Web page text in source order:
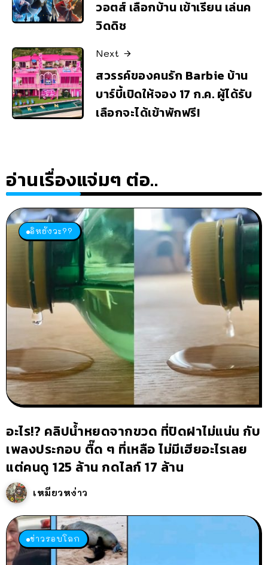
วอตส์ เลือกบ้าน เข้าเรียน เล่นค
วิดดิช
Next
สวรรค์ของคนรัก Barbie บ้าน
บาร์บี้เปิดให้จอง 17 ก.ค. ผู้ได้รับ
เลือกจะได้เข้าพักฟรี!
อ่านเรื่องแจ่มๆ ต่อ..
อิหยังวะ??
อะไร!? คลิปน้ำหยดจากขวด ที่ปิดฝาไม่แน่น กับ
เพลงประกอบ ตื๊ด ๆ ที่เหลือ ไม่มีเฮียอะไรเลย
แต่คนดู 125 ล้าน กดไลก์ 17 ล้าน
เหมียวหง่าว
ข่าวรอบโลก